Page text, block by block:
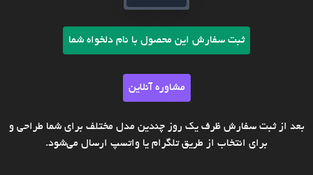
ثبت سفارش این محصول با نام دلخواه شما
مشاوره آنلاین
بعد از ثبت سفارش ظرف یک روز چندین مدل مختلف برای شما طراحی و
برای انتخاب از طریق تلگرام یا واتسپ ارسال می‌شود.